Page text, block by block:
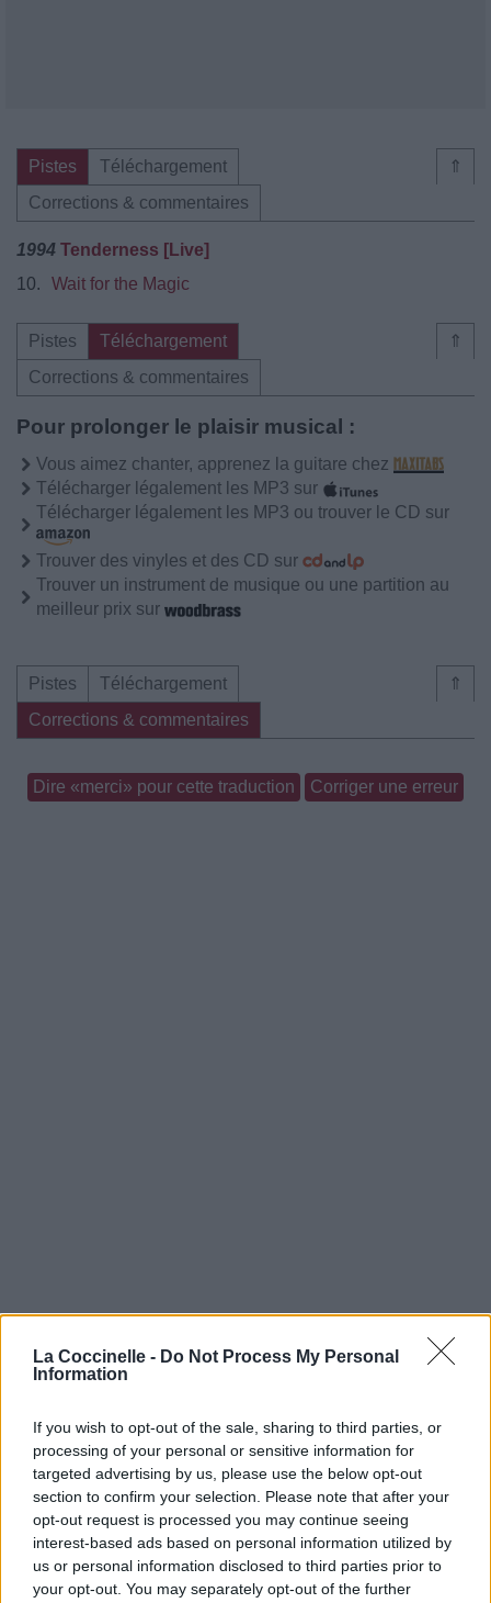
La Coccinelle - Do Not Process My Personal
Information
If you wish to opt-out of the sale, sharing to third parties, or
processing of your personal or sensitive information for
targeted advertising by us, please use the below opt-out
section to confirm your selection. Please note that after your
opt-out request is processed you may continue seeing
interest-based ads based on personal information utilized by
us or personal information disclosed to third parties prior to
your opt-out. You may separately opt-out of the further
⇑
Pistes
Téléchargement
Corrections & commentaires
1994 Tenderness [Live]
10.
Wait for the Magic
⇑
Pistes
Téléchargement
Corrections & commentaires
Pour prolonger le plaisir musical :
Vous aimez chanter, apprenez la guitare chez
Télécharger légalement les MP3 sur
Télécharger légalement les MP3 ou trouver le CD sur
Trouver des vinyles et des CD sur
Trouver un instrument de musique ou une partition au
meilleur prix sur
⇑
Pistes
Téléchargement
Corrections & commentaires
Dire «merci» pour cette traduction Corriger une erreur